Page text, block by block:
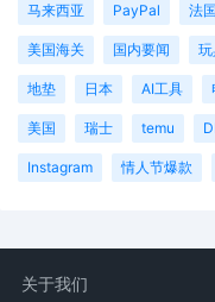
马来西亚 PayPal 法国
美国海关 国内要闻
地垫 日本 AI工具
美国 瑞士 temu
Instagram 情人节爆款
关于我们